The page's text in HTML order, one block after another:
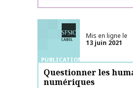
Labélisé SFSIC
PUBLICATIONS
Mis en ligne le
13 juin 2021
Questionner les
numériques